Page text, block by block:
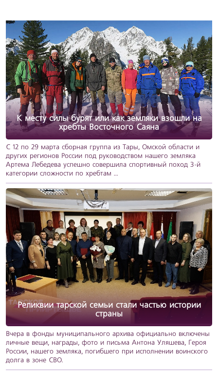
К месту силы бурят или как земляки взошли на
хребты Восточного Саяна
С 12 по 29 марта сборная группа из Тары, Омской области и
других регионов России под руководством нашего земляка
Артема Лебедева успешно совершила спортивный поход 3-й
категории сложности по хребтам ...
Реликвии тарской семьи стали частью истории
страны
Вчера в фонды муниципального архива официально включены
личные вещи, награды, фото и письма Антона Уляшева, Героя
России, нашего земляка, погибшего при исполнении воинского
долга в зоне СВО.